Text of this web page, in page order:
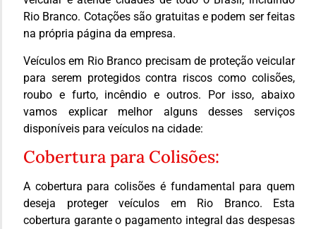
Rio Branco. Cotações são gratuitas e podem ser feitas
na própria página da empresa.
Veículos em Rio Branco precisam de proteção veicular
para serem protegidos contra riscos como colisões,
roubo e furto, incêndio e outros. Por isso, abaixo
vamos explicar melhor alguns desses serviços
disponíveis para veículos na cidade:
Cobertura para Colisões:
A cobertura para colisões é fundamental para quem
deseja proteger veículos em Rio Branco. Esta
cobertura garante o pagamento integral das despesas